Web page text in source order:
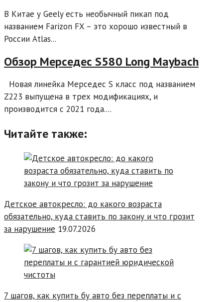
В Китае у Geely есть необычный пикап под
названием Farizon FX – это хорошо известный в
России Atlas...
Обзор Мерседес S580 Long Maybach
Новая линейка Мерседес S класс под названием
Z223 выпущена в трех модификациях, и
производится с 2021 года....
Читайте также:
Детское автокресло: до какого возраста
обязательно, куда ставить по закону и что грозит
за нарушение 19.07.2026
7 шагов, как купить бу авто без переплаты и с